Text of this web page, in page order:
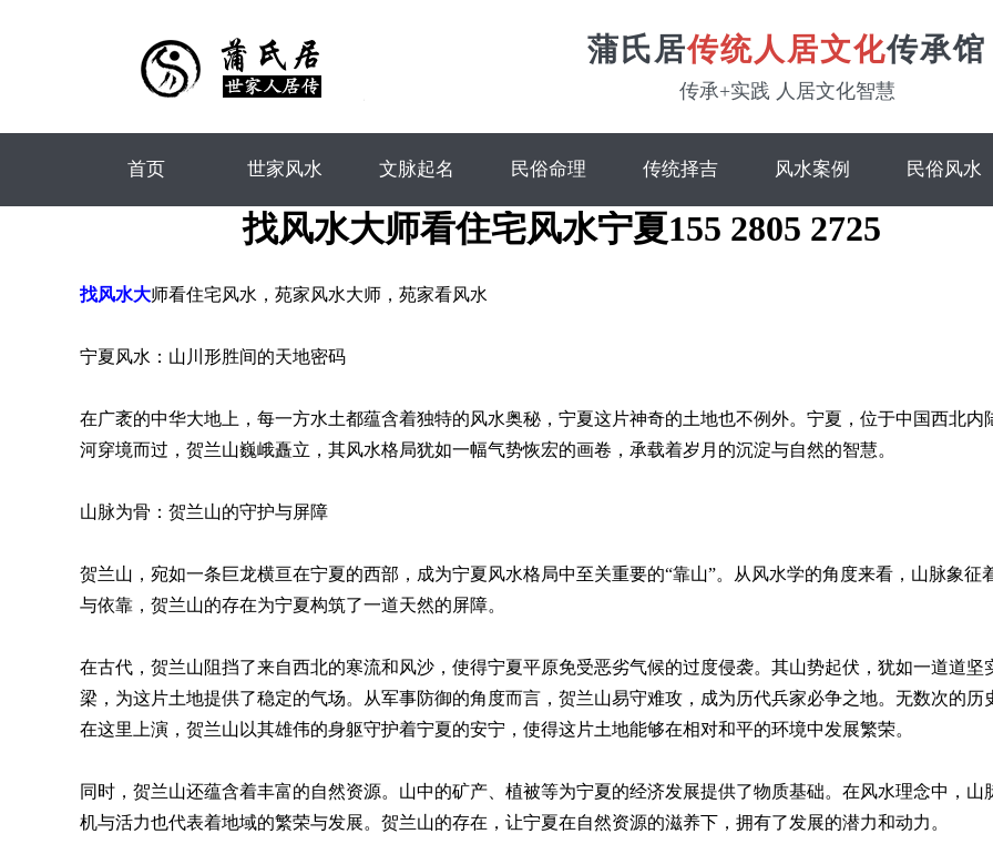
蒲氏居传统人居文化传承馆
传承+实践 人居文化智慧
首页 世家风水 文脉起名 民俗命理 传统择吉 风水案例 民俗风水
找风水大师看住宅风水宁夏155 2805 2725
找风水大师看住宅风水，苑家风水大师，苑家看风水
宁夏风水：山川形胜间的天地密码
在广袤的中华大地上，每一方水土都蕴含着独特的风水奥秘，宁夏这片神奇的土地也不例外。宁夏，位于中国西北内
河穿境而过，贺兰山巍峨矗立，其风水格局犹如一幅气势恢宏的画卷，承载着岁月的沉淀与自然的智慧。
山脉为骨：贺兰山的守护与屏障
贺兰山，宛如一条巨龙横亘在宁夏的西部，成为宁夏风水格局中至关重要的“靠山”。从风水学的角度来看，山脉象征
与依靠，贺兰山的存在为宁夏构筑了一道天然的屏障。
在古代，贺兰山阻挡了来自西北的寒流和风沙，使得宁夏平原免受恶劣气候的过度侵袭。其山势起伏，犹如一道道坚
梁，为这片土地提供了稳定的气场。从军事防御的角度而言，贺兰山易守难攻，成为历代兵家必争之地。无数次的历
在这里上演，贺兰山以其雄伟的身躯守护着宁夏的安宁，使得这片土地能够在相对和平的环境中发展繁荣。
同时，贺兰山还蕴含着丰富的自然资源。山中的矿产、植被等为宁夏的经济发展提供了物质基础。在风水理念中，山
机与活力也代表着地域的繁荣与发展。贺兰山的存在，让宁夏在自然资源的滋养下，拥有了发展的潜力和动力。